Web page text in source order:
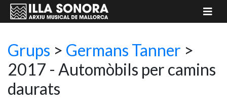
Grups > Germans Tanner >
2017 - Automòbils per camins
daurats